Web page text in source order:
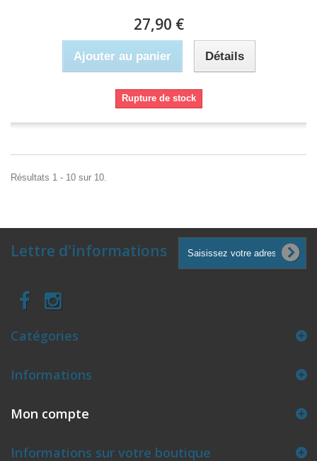
27,90 €
Ajouter au panier Détails
Rupture de stock
Résultats 1 - 10 sur 10.
Lettre d'informations
Catégories
Informations
Mon compte
Informations sur votre boutique